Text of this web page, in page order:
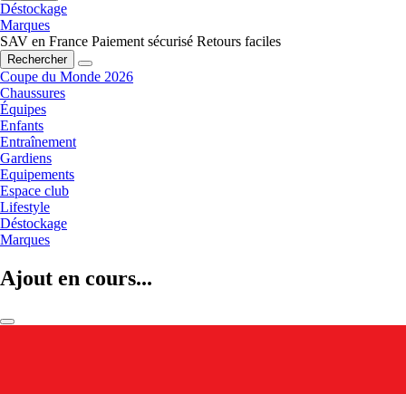
Déstockage
Marques
SAV en France Paiement sécurisé Retours faciles
Rechercher
Coupe du Monde 2026
Chaussures
Équipes
Enfants
Entraînement
Gardiens
Equipements
Espace club
Lifestyle
Déstockage
Marques
Ajout en cours...